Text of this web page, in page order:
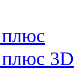
3D